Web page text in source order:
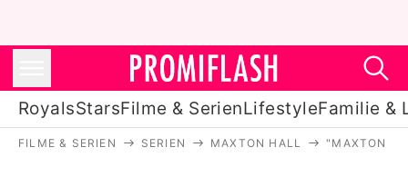
RoyalsStarsFilme & SerienLifestyleFamilie &
FILME & SERIEN SERIEN MAXTON HALL "MAXTON